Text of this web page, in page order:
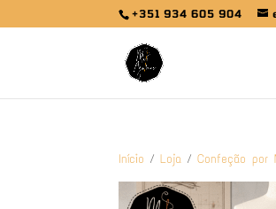
+351 934 605 904
Início /Loja /Confeção por